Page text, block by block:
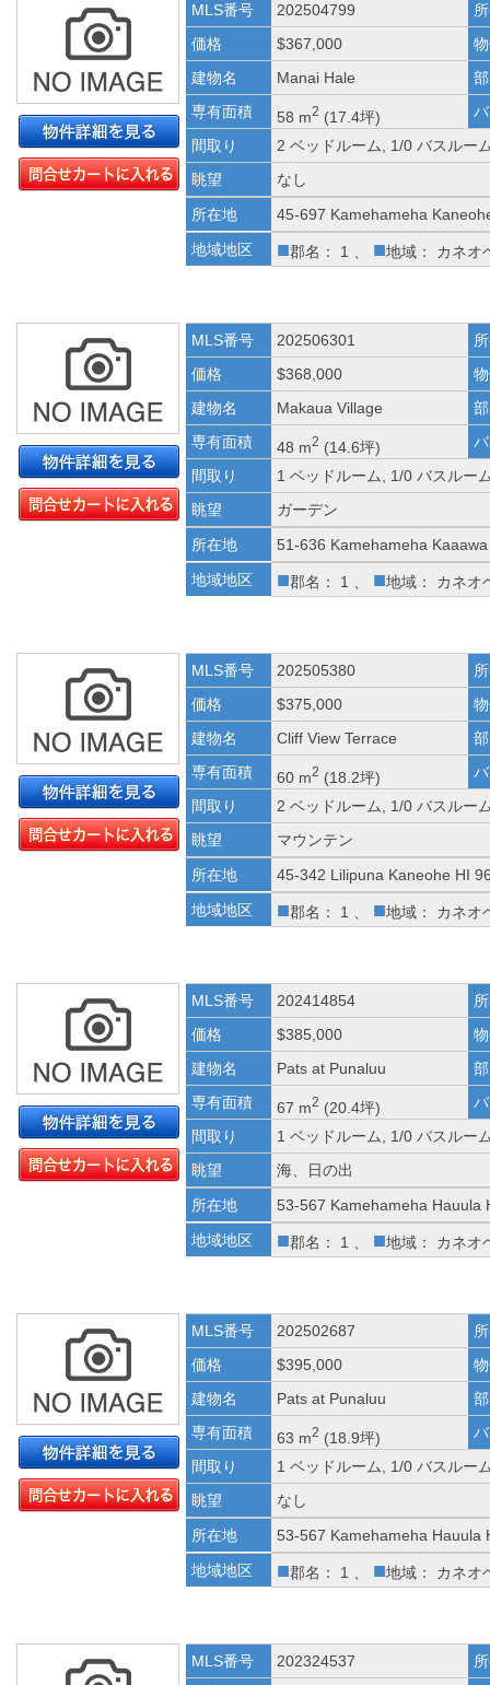
MLS番号 202504799
価格
$367,000
建物名
Manai Hale
専有面積
58 m2 (17.4坪)
間取り
2 ベッドルーム, 1/0 バスルー
眺望
なし
所在地
45-697 Kamehameha
地域地区
■郡名： 1 、 ■地域： カネオ
MLS番号 202506301
価格
$368,000
建物名
Makaua Village
専有面積
48 m2 (14.6坪)
間取り
1 ベッドルーム, 1/0 バスルー
眺望
ガーデン
所在地
51-636 Kamehameha
地域地区
■郡名： 1 、 ■地域： カネオ
MLS番号 202505380
価格
$375,000
建物名
Cliff View Terrace
専有面積
60 m2 (18.2坪)
間取り
2 ベッドルーム, 1/0 バスルー
眺望
マウンテン
所在地
45-342 Lilipuna Kaneohe HI
地域地区
■郡名： 1 、 ■地域： カネオ
MLS番号 202414854
価格
$385,000
建物名
Pats at Punaluu
専有面積
67 m2 (20.4坪)
間取り
1 ベッドルーム, 1/0 バスルー
眺望
海、日の出
所在地
53-567 Kamehameha Hauula
地域地区
■郡名： 1 、 ■地域： カネオ
MLS番号 202502687
価格
$395,000
建物名
Pats at Punaluu
専有面積
63 m2 (18.9坪)
間取り
1 ベッドルーム, 1/0 バスルー
眺望
なし
所在地
53-567 Kamehameha Hauula
地域地区
■郡名： 1 、 ■地域： カネオ
MLS番号 202324537